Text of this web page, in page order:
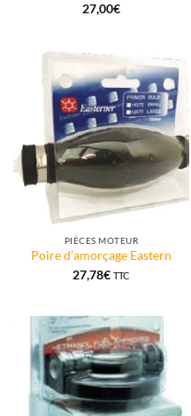
27,00€
PIÈCES MOTEUR
Poire d’amorçage Eastern
27,78€ TTC